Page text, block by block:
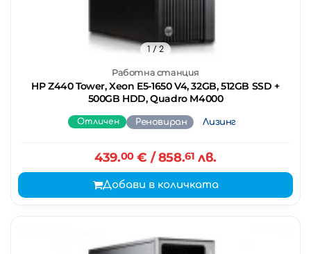
Работна станция
HP Z440 Tower, Xeon E5-1650 V4, 32GB, 512GB SSD +
500GB HDD, Quadro M4000
1 / 2
Отличен Реновиран Лизинг
439.00€ / 858.61 лв.
Добави в количката